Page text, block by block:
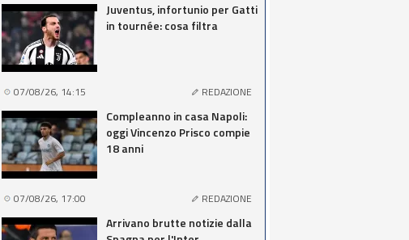
Juventus, infortunio per Gatti
in tournée: cosa filtra
07/08/26, 14:15 REDAZIONE
Compleanno in casa Napoli:
oggi Vincenzo Prisco compie
18 anni
07/08/26, 17:00 REDAZIONE
Arrivano brutte notizie dalla